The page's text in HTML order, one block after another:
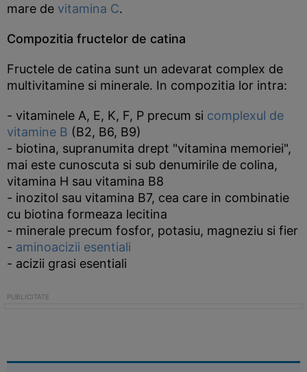
mare de vitamina C.
Compozitia fructelor de catina
Fructele de catina sunt un adevarat complex de
multivitamine si minerale. In compozitia lor intra:
- vitaminele A, E, K, F, P precum si complexul de
vitamine B (B2, B6, B9)
- biotina, supranumita drept "vitamina memoriei",
mai este cunoscuta si sub denumirile de colina,
vitamina H sau vitamina B8
- inozitol sau vitamina B7, cea care in combinatie
cu biotina formeaza lecitina
- minerale precum fosfor, potasiu, magneziu si fier
- aminoacizii esentiali
- acizii grasi esentiali